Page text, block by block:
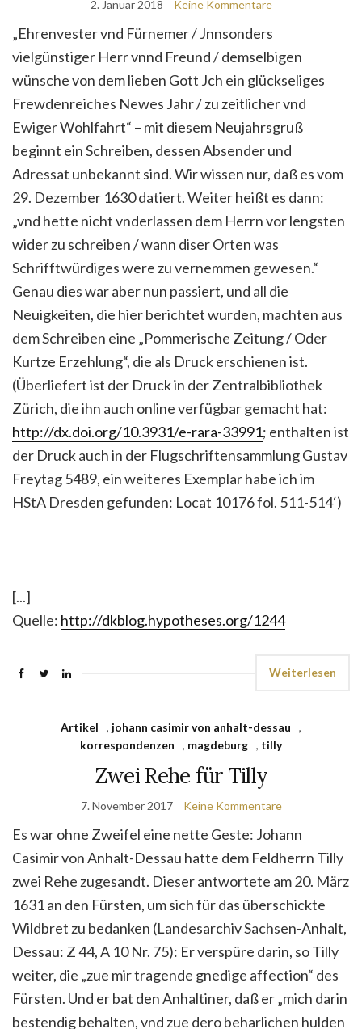
2. Januar 2018 Keine Kommentare
„Ehrenvester vnd Fürnemer / Jnnsonders
vielgünstiger Herr vnnd Freund / demselbigen
wünsche von dem lieben Gott Jch ein glückseliges
Frewdenreiches Newes Jahr / zu zeitlicher vnd
Ewiger Wohlfahrt“ – mit diesem Neujahrsgruß
beginnt ein Schreiben, dessen Absender und
Adressat unbekannt sind. Wir wissen nur, daß es vom
29. Dezember 1630 datiert. Weiter heißt es dann:
„vnd hette nicht vnderlassen dem Herrn vor lengsten
wider zu schreiben / wann diser Orten was
Schrifftwürdiges were zu vernemmen gewesen.“
Genau dies war aber nun passiert, und all die
Neuigkeiten, die hier berichtet wurden, machten aus
dem Schreiben eine „Pommerische Zeitung / Oder
Kurtze Erzehlung“, die als Druck erschienen ist.
(Überliefert ist der Druck in der Zentralbibliothek
Zürich, die ihn auch online verfügbar gemacht hat:
http://dx.doi.org/10.3931/e-rara-33991; enthalten ist
der Druck auch in der Flugschriftensammlung Gustav
Freytag 5489, ein weiteres Exemplar habe ich im
HStA Dresden gefunden: Locat 10176 fol. 511-514‘)
[...]
Quelle: http://dkblog.hypotheses.org/1244
Weiterlesen
Artikel , johann casimir von anhalt-dessau
,
korrespondenzen
, magdeburg , tilly
Zwei Rehe für Tilly
7. November 2017 Keine Kommentare
Es war ohne Zweifel eine nette Geste: Johann
Casimir von Anhalt-Dessau hatte dem Feldherrn Tilly
zwei Rehe zugesandt. Dieser antwortete am 20. März
1631 an den Fürsten, um sich für das überschickte
Wildbret zu bedanken (Landesarchiv Sachsen-Anhalt,
Dessau: Z 44, A 10 Nr. 75): Er verspüre darin, so Tilly
weiter, die „zue mir tragende gnedige affection“ des
Fürsten. Und er bat den Anhaltiner, daß er „mich darin
bestendig behalten, vnd zue dero beharlichen hulden